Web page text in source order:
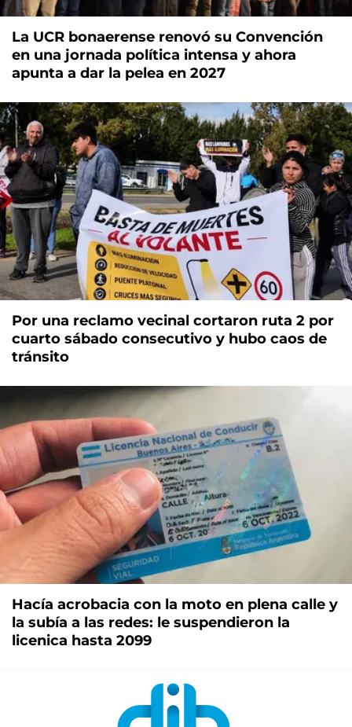
La UCR bonaerense renovó su Convención
en una jornada política intensa y ahora
apunta a dar la pelea en 2027
Por una reclamo vecinal cortaron ruta 2 por
cuarto sábado consecutivo y hubo caos de
tránsito
Hacía acrobacia con la moto en plena calle y
la subía a las redes: le suspendieron la
licenica hasta 2099